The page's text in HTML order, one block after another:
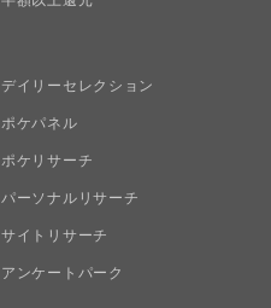
デイリーセレクション
ポケパネル
ポケリサーチ
パーソナルリサーチ
サイトリサーチ
アンケートパーク